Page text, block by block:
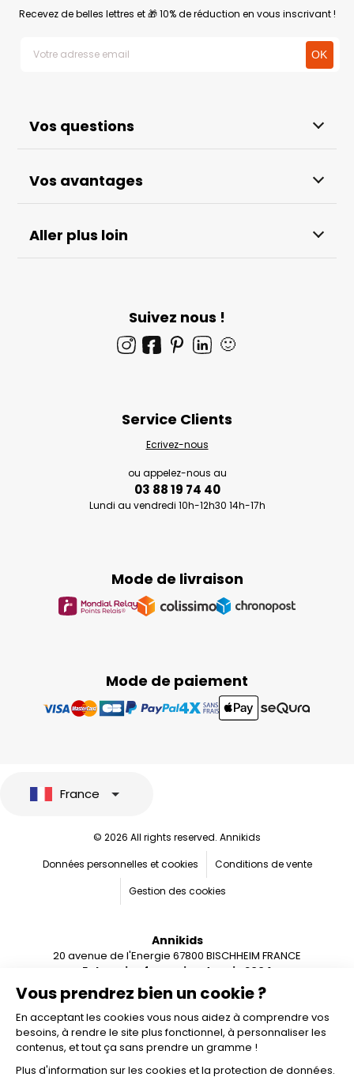
Vos questions
Vos avantages
Aller plus loin
Recevez de belles lettres et 🎁 10% de réduction en vous inscrivant !
Suivez nous !
🙂
Mode de paiement
Mode de livraison
Service Clients
Ecrivez-nous
ou appelez-nous au
03 88 19 74 40
Lundi au vendredi 10h-12h30 14h-17h
Vous prendrez bien un cookie ?
En acceptant les cookies vous nous aidez à comprendre vos
besoins, à rendre le site plus fonctionnel, à personnaliser les
contenus, et tout ça sans prendre un gramme !
Plus d'information sur les cookies et la protection de données.
France
© 2026 All rights reserved. Annikids
Données personnelles et cookies
Conditions de vente
Gestion des cookies
Annikids
20 avenue de l'Energie 67800 BISCHHEIM FRANCE
Entreprise française depuis 2004